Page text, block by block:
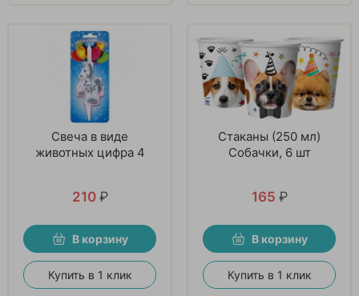
Свеча в виде
животных цифра 4
210 ₽
В корзину
Купить в 1 клик
Стаканы (250 мл)
Собачки, 6 шт
165 ₽
В корзину
Купить в 1 клик